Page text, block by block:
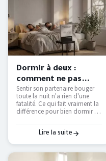
Dormir à deux :
comment ne pas
déranger son
partenaire ?
Sentir son partenaire bouger
toute la nuit n'a rien d'une
fatalité. Ce qui fait vraiment la
différence pour bien dormir à
avant d'acheter.
Lire la suite